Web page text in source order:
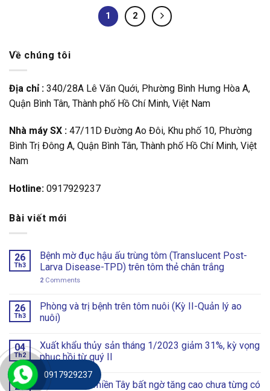
1 2
Về chúng tôi
Địa chỉ : 340/28A Lê Văn Quới, Phường Bình Hưng Hòa A,
Quận Bình Tân, Thành phố Hồ Chí Minh, Việt Nam
Nhà máy SX : 47/11D Đường Ao Đôi, Khu phố 10, Phường
Bình Trị Đông A, Quận Bình Tân, Thành phố Hồ Chí Minh, Việt
Nam
Hotline: 0917929237
Bài viết mới
26
Th3
Bệnh mờ đục hậu ấu trùng tôm (Translucent Post-
Larva Disease-TPD) trên tôm thẻ chân trắng
2 Comments
26
Th3
Phòng và trị bệnh trên tôm nuôi (Kỳ II-Quản lý ao
nuôi)
04
Th2
Xuất khẩu thủy sản tháng 1/2023 giảm 31%, kỳ vọng
phục hồi từ quý II
29 Giá cá kèo ở miền Tây bất ngờ tăng cao chưa từng có
0917929237